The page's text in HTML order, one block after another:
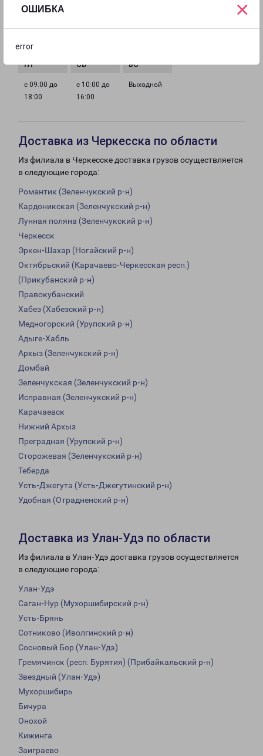
ОШИБКА
error
×
18:00
с 09:00 до
18:00
с 10:00 до
16:00
Выходной
Доставка из Черкесска по области
Из филиала в Черкесске доставка грузов осуществляется
в следующие города:
Романтик (Зеленчукский р-н)
Кардоникская (Зеленчукский р-н)
Лунная поляна (Зеленчукский р-н)
Черкесск
Эркен-Шахар (Ногайский р-н)
Октябрьский (Карачаево-Черкесская респ.)
(Прикубанский р-н)
Правокубанский
Хабез (Хабезский р-н)
Медногорский (Урупский р-н)
Адыге-Хабль
Архыз (Зеленчукский р-н)
Домбай
Зеленчукская (Зеленчукский р-н)
Исправная (Зеленчукский р-н)
Карачаевск
Нижний Архыз
Преградная (Урупский р-н)
Сторожевая (Зеленчукский р-н)
Теберда
Усть-Джегута (Усть-Джегутинский р-н)
Удобная (Отрадненский р-н)
Доставка из Улан-Удэ по области
Из филиала в Улан-Удэ доставка грузов осуществляется
в следующие города:
Улан-Удэ
Саган-Нур (Мухоршибирский р-н)
Усть-Брянь
Сотниково (Иволгинский р-н)
Сосновый Бор (Улан-Удэ)
Гремячинск (респ. Бурятия) (Прибайкальский р-н)
Звездный (Улан-Удэ)
Мухоршибирь
Бичура
Онохой
Кижинга
Заиграево